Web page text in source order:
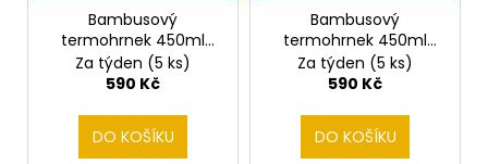
Bambusový
termohrnek 450ml
horal, turista
Za týden (5 ks)
590 Kč
DO KOŠÍKU
Bambusový
termohrnek 450ml
horalka, turistka
Za týden (5 ks)
590 Kč
DO KOŠÍKU